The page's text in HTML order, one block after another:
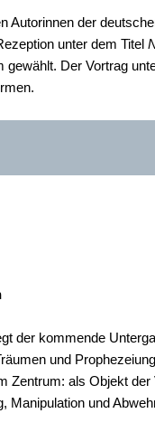
der
unter dem Titel
Der Vortrag
der kommende
und
Zentrum: als Objekt der
und